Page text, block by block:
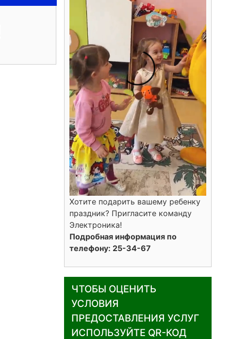
Хотите подарить вашему ребенку
праздник? Пригласите команду
Электроника!
Подробная информация по
телефону: 25-34-67
ЧТОБЫ ОЦЕНИТЬ
УСЛОВИЯ
ПРЕДОСТАВЛЕНИЯ УСЛУГ
ИСПОЛЬЗУЙТЕ QR-КОД